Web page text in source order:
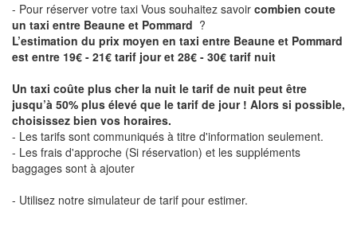
- Pour réserver votre taxi Vous souhaitez savoir combien coute
un taxi entre Beaune et Pommard ?
L’estimation du prix moyen en taxi entre Beaune et Pommard
est entre 19€ - 21€ tarif jour et 28€ - 30€ tarif nuit
Un taxi coûte plus cher la nuit le tarif de nuit peut être
jusqu’à 50% plus élevé que le tarif de jour ! Alors si possible,
choisissez bien vos horaires.
- Les tarifs sont communiqués à titre d'information seulement.
- Les frais d'approche (Si réservation) et les suppléments
baggages sont à ajouter
- Utilisez notre simulateur de tarif pour estimer.